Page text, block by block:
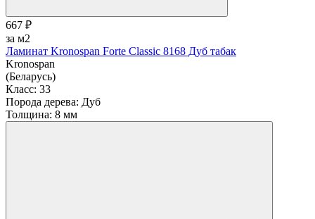
667 ₽
за м2
Ламинат Kronospan Forte Classic 8168 Дуб табак
Kronospan
(Беларусь)
Класс: 33
Порода дерева: Дуб
Толщина: 8 мм